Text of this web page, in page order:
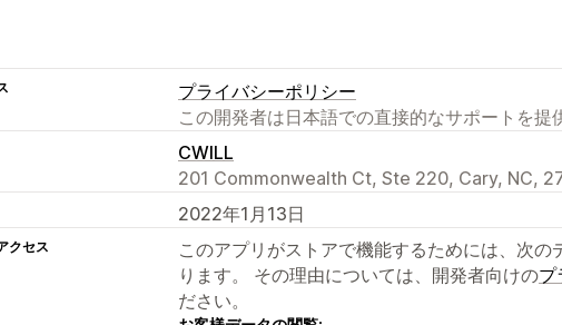
プライバシーポリシー
この開発者は日本語での直接的なサポートを提
CWILL
201 Commonwealth Ct, Ste 220, Cary, NC,
2022年1月13日
クセス
このアプリがストアで機能するためには、次の
ります。 その理由については、開発者向けのプ
ださい。